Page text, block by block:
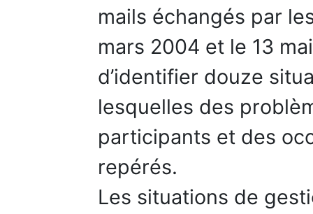
mails échangés par
mars 2004 et le 13
d’identifier douze
lesquelles des
participants et des
repérés.
Les situations de